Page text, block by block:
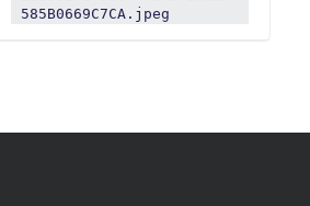
585B0669C7CA.jpeg